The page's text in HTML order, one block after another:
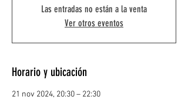
Las entradas no están a la venta
Ver otros eventos
Horario y ubicación
21 nov 2024, 20:30 – 22:30